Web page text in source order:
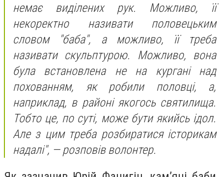
немає виділених рук. Можливо, її
некоректно називати половецьким
словом "баба", а можливо, її треба
називати скульптурою. Можливо, вона
була встановлена не на кургані над
похованням, як робили половці, а,
наприклад, в районі якогось святилища.
Тобто це, по суті, може бути якийсь ідол.
Але з цим треба розбиратися історикам
надалі", — розповів волонтер.